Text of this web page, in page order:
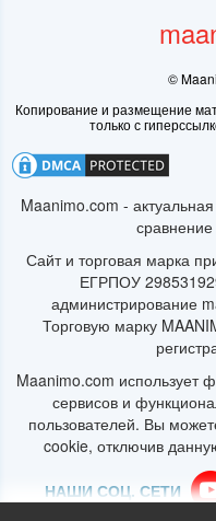
©
Maanimo.com -
Сайт и торговая марка
ЕГРПОУ
администрирование
Торговую марку
Maanimo.com использует
сервисов и
пользователей. Вы
cookie, отключив